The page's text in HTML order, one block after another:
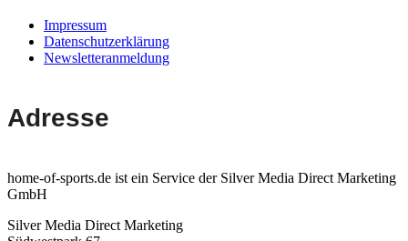
Impressum
Datenschutzerklärung
Newsletteranmeldung
Adresse
home-of-sports.de ist ein Service der Silver Media Direct Marketing
GmbH
Silver Media Direct Marketing